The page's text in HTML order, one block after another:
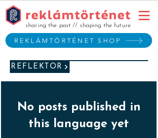
REKLÁMTÖRTÉNET SHOP
sharing the past // shaping the future
REFLEKTOR
No posts published in
this language yet